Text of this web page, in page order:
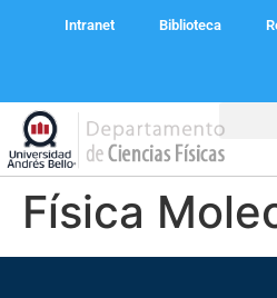
Intranet Biblioteca
Física